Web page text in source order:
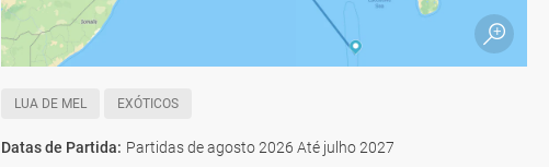
LUA DE MEL EXÓTICOS
Datas de Partida: Partidas de agosto 2026 Até julho 2027